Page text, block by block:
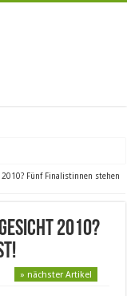
Fünf Finalistinnen stehen
2010?
» nächster Artikel